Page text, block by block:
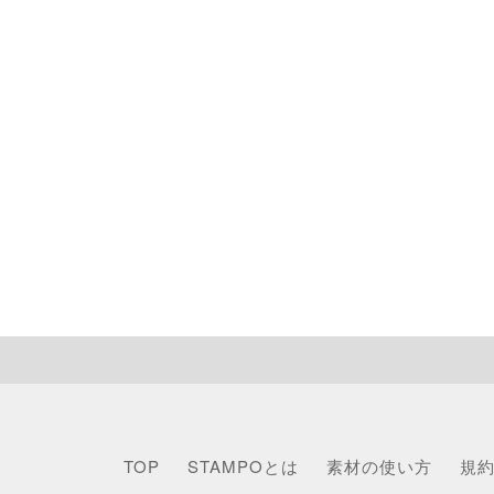
TOP STAMPOとは 素材の使い方 規約